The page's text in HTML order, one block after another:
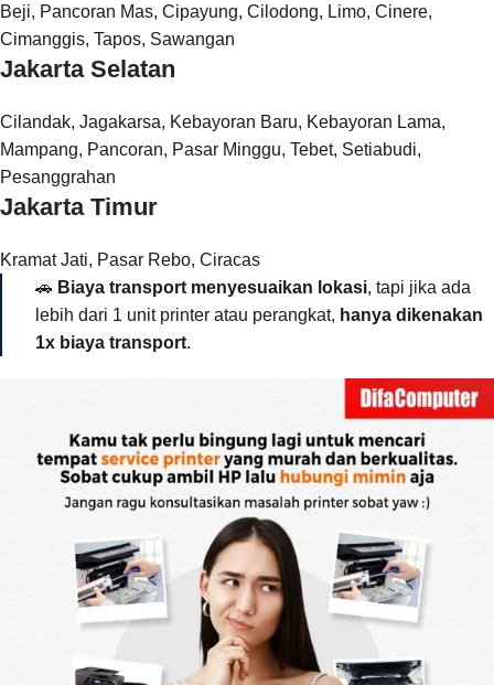
Beji, Pancoran Mas, Cipayung, Cilodong, Limo, Cinere,
Cimanggis, Tapos, Sawangan
Jakarta Selatan
Cilandak, Jagakarsa, Kebayoran Baru, Kebayoran Lama,
Mampang, Pancoran, Pasar Minggu, Tebet, Setiabudi,
Pesanggrahan
Jakarta Timur
Kramat Jati, Pasar Rebo, Ciracas
🚗 Biaya transport menyesuaikan lokasi, tapi jika ada
lebih dari 1 unit printer atau perangkat, hanya dikenakan
1x biaya transport.